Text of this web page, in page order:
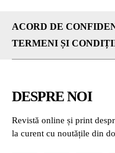
ACORD DE
TERMENI ȘI
DESPRE NOI
Revistă online și print
la curent cu noutățile din